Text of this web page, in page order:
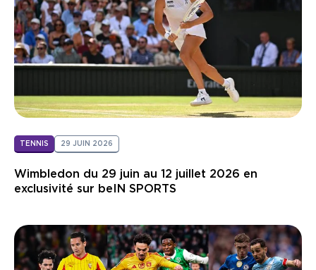
TENNIS 29 JUIN 2026
Wimbledon du 29 juin au 12 juillet 2026 en
exclusivité sur beIN SPORTS